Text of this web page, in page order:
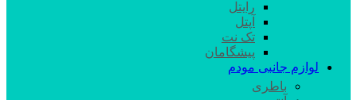
رایتل
آپتل
تک نت
پیشگامان
لوازم جانبی مودم
باطری